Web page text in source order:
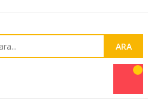
ARA